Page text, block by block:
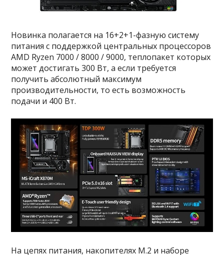
Новинка полагается на 16+2+1-фазную систему
питания с поддержкой центральных процессоров
AMD Ryzen 7000 / 8000 / 9000, теплопакет которых
может достигать 300 Вт, а если требуется
получить абсолютный максимум
производительности, то есть возможность
подачи и 400 Вт.
На цепях питания, накопителях M.2 и наборе